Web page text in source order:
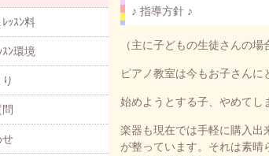
♪ 指導方針 ♪
（主に子どもの生徒さんの場
ピアノ教室は今もお子さんに
始めようとする子、やめてし
楽器も現在では手軽に購入出
が整っています。それは素晴
ｯｽﾝ料
ﾝ環境
せ